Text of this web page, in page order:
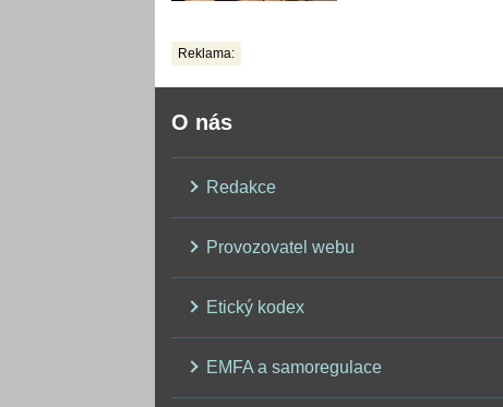
Reklama:
O nás
Redakce
Provozovatel webu
Etický kodex
EMFA a samoregulace